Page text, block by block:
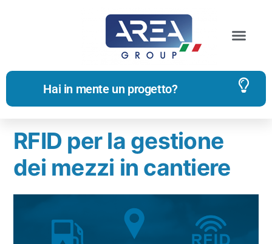
Hai in mente un progetto?
Archivi dei tag:
RFID per la gestione
dei mezzi in cantiere